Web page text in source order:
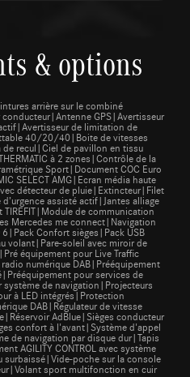
& options
arrière sur le combiné
GPS|Avertisseur
de limitation de
40/20/40|Boite de vitesses
de recul|Ciel de pavillon en tissu
à 2 zones|Contrôle de la
Sport|Document COC Euro
SELECT AMG|Ecran média haute
détecteur de pluie|Extincteur|Filet
assisté actif|Jantes alliage
de communication
Mercedes me connect|Navigation
6|Pack Confort sièges|Pack USB
volant|Pare-soleil avec miroir de
équipement pour Live Traffic
numérique DAB|Prééquipement
pour services de
de navigation|Projecteurs
à LED intégrés|Protection
DAB|Régulateur de vitesse
AdBlue|Sièges conducteur
confort à l'avant|Système d'appel
de navigation par disque dur|Tapis
AGILITY CONTROL avec système
poche sur la console
sport multifonction en cuir